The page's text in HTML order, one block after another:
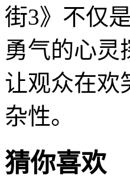
街3》不仅
勇气的心灵
让观众在欢
杂性。
猜你喜欢